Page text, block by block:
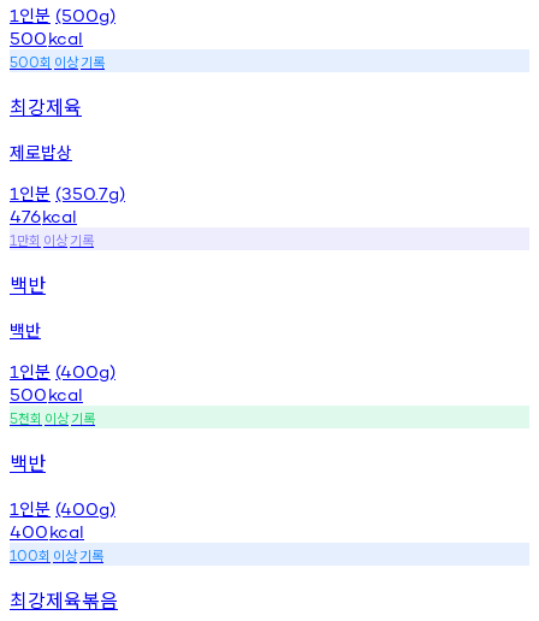
1 인분 (500g)
500kcal
500회 이상기록
최강제육
제로밥상
1 인분 (350.7g)
476kcal
1 만회 이상기록
백반
백반
1 인분 (400g)
500kcal
5천회 이상기록
백반
1 인분 (400g)
400kcal
100회 이상기록
최강제육볶음